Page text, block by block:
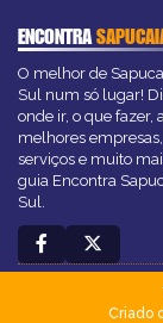
ENCONTRA
O melhor de
Sul num só lugar!
onde ir, o que fazer,
melhores empresas,
serviços e muito
guia Encontra
Sul.
Criado